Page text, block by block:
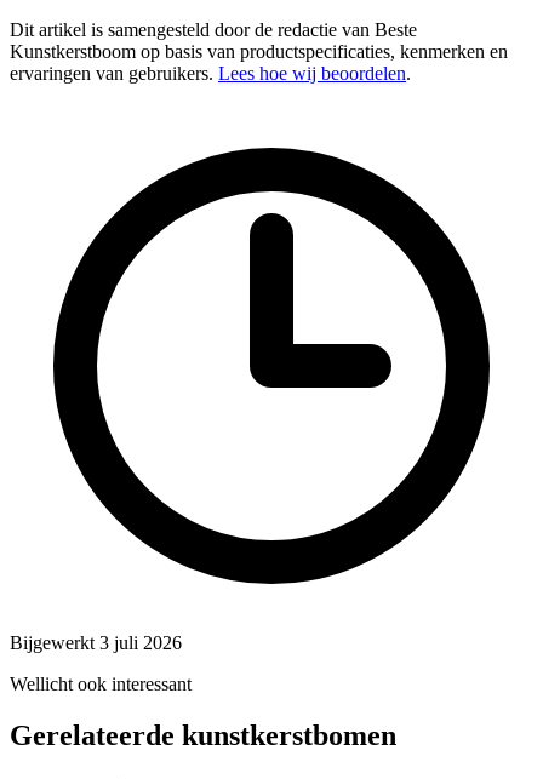
Dit artikel is samengesteld door de redactie van Beste
Kunstkerstboom op basis van productspecificaties, kenmerken en
ervaringen van gebruikers. Lees hoe wij beoordelen.
Bijgewerkt 3 juli 2026
Wellicht ook interessant
Gerelateerde kunstkerstbomen